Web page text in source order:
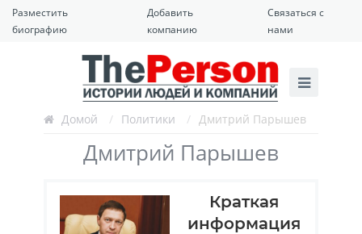
Разместить
биографию
Добавить
компанию
Связаться с
нами
Домой / Политики / Дмитрий Парышев
Дмитрий Парышев
Краткая
информация